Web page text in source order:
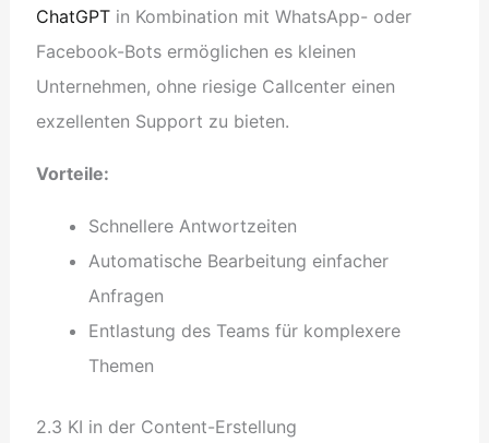
ChatGPTin Kombination mit WhatsApp- oder
Facebook-Bots ermöglichen es kleinen
Unternehmen, ohne riesige Callcenter einen
exzellenten Support zu bieten.
Vorteile:
Schnellere Antwortzeiten
Automatische Bearbeitung einfacher
Anfragen
Entlastung des Teams für komplexere
Themen
2.3 KI in der Content-Erstellung